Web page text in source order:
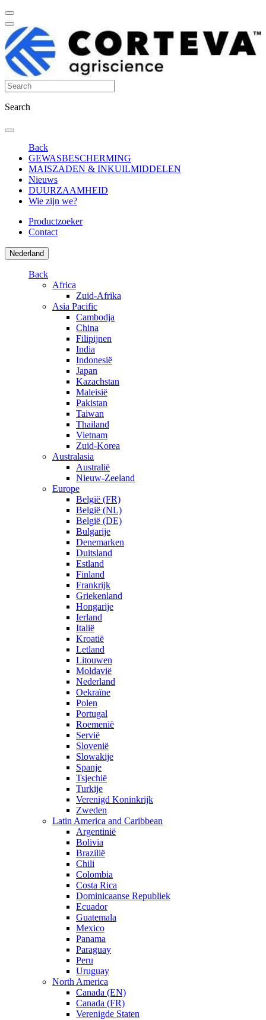
Search
Back
GEWASBESCHERMING
MAISZADEN & INKUILMIDDELEN
Nieuws
DUURZAAMHEID
Wie zijn we?
Productzoeker
Contact
Nederland
Back
Africa
Zuid-Afrika
Asia Pacific
Cambodja
China
Filipijnen
India
Indonesië
Japan
Kazachstan
Maleisië
Pakistan
Taiwan
Thailand
Vietnam
Zuid-Korea
Australasia
Australië
Nieuw-Zeeland
Europe
België (FR)
België (NL)
België (DE)
Bulgarije
Denemarken
Duitsland
Estland
Finland
Frankrijk
Griekenland
Hongarije
Ierland
Italië
Kroatië
Letland
Litouwen
Moldavië
Nederland
Oekraïne
Polen
Portugal
Roemenië
Servië
Slovenië
Slowakije
Spanje
Tsjechië
Turkije
Verenigd Koninkrijk
Zweden
Latin America and Caribbean
Argentinië
Bolivia
Brazilië
Chili
Colombia
Costa Rica
Dominicaanse Republiek
Ecuador
Guatemala
Mexico
Panama
Paraguay
Peru
Uruguay
North America
Canada (EN)
Canada (FR)
Verenigde Staten